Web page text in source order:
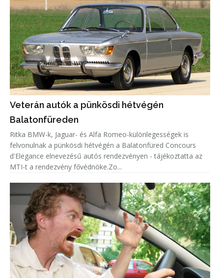
Veterán autók a pünkösdi hétvégén
Balatonfüreden
Ritka BMW-k, Jaguar- és Alfa Romeo-különlegességek is
felvonulnak a pünkösdi hétvégén a Balatonfüred Concours
d'Elegance elnevezésű autós rendezvényen - tájékoztatta az
MTI-t a rendezvény fővédnöke.Zo...